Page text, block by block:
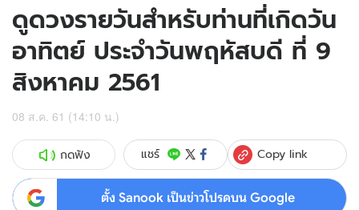
ดูดวงรายวันสำหรับท่านที่เกิดวัน
อาทิตย์ ประจำวันพฤหัสบดี ที่ 9
สิงหาคม 2561
08 ส.ค. 61 (14:10 น.)
กดฟัง แชร์ Copy link
ตั้ง Sanook เป็นข่าวโปรดบน Google